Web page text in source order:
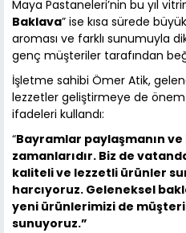
Maya Pastaneleri’nin bu yıl
Baklava” ise kısa sürede
aroması ve farklı sunumuyla
genç müşteriler tarafından
İşletme sahibi Ömer Atik,
lezzetler geliştirmeye de
ifadeleri kullandı:
“Bayramlar paylaşmanın
zamanlarıdır. Biz de
kaliteli ve lezzetli ürünler
harcıyoruz. Geleneksel
yeni ürünlerimizi de
sunuyoruz.”